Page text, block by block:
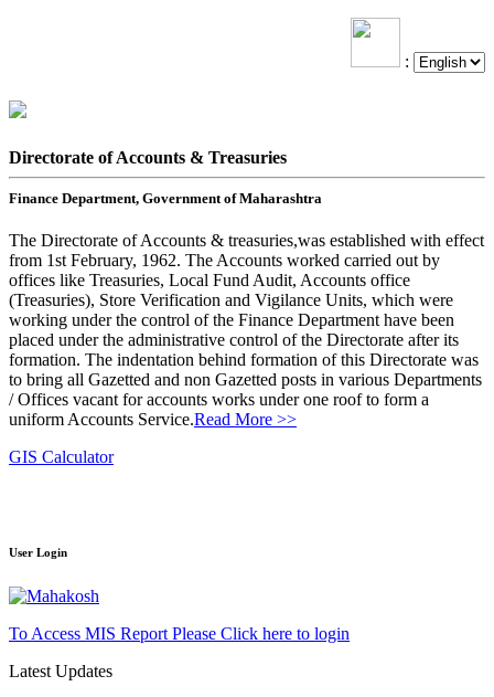
:
Directorate of Accounts & Treasuries
Finance Department, Government of Maharashtra
The Directorate of Accounts & treasuries,was established with effect
from 1st February, 1962. The Accounts worked carried out by
offices like Treasuries, Local Fund Audit, Accounts office
(Treasuries), Store Verification and Vigilance Units, which were
working under the control of the Finance Department have been
placed under the administrative control of the Directorate after its
formation. The indentation behind formation of this Directorate was
to bring all Gazetted and non Gazetted posts in various Departments
/ Offices vacant for accounts works under one roof to form a
uniform Accounts Service.Read More >>
GIS Calculator
User Login
To Access MIS Report Please Click here to login
Latest Updates